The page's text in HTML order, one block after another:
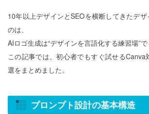
10年以上デザインとSEOを横断してきたデ
のは、
AIロゴ生成は“デザインを言語化する練習場”で
この記事では、初心者でもすぐ試せるCanva
選をまとめました。
プロンプト設計の基本構造